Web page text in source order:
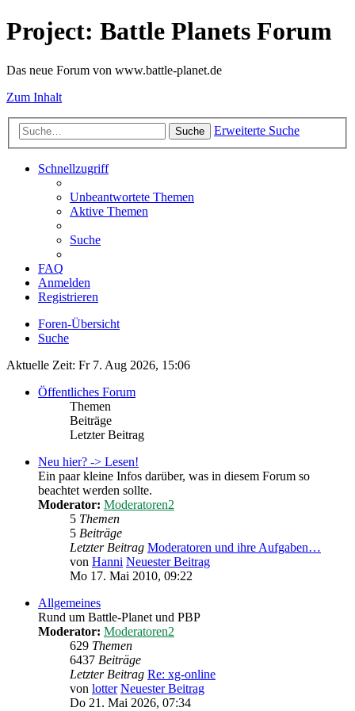
Project: Battle Planets Forum
Das neue Forum von www.battle-planet.de
Zum Inhalt
Suche Erweiterte Suche
Schnellzugriff
Unbeantwortete Themen
Aktive Themen
Suche
FAQ
Anmelden
Registrieren
Foren-Übersicht
Suche
Aktuelle Zeit: Fr 7. Aug 2026, 15:06
Öffentliches Forum
Themen
Beiträge
Letzter Beitrag
Neu hier? -> Lesen!
Ein paar kleine Infos darüber, was in diesem Forum so
beachtet werden sollte.
Moderator: Moderatoren2
5 Themen
5 Beiträge
Letzter Beitrag Moderatoren und ihre Aufgaben…
von Hanni Neuester Beitrag
Mo 17. Mai 2010, 09:22
Allgemeines
Rund um Battle-Planet und PBP
Moderator: Moderatoren2
629 Themen
6437 Beiträge
Letzter Beitrag Re: xg-online
von lotter Neuester Beitrag
Do 21. Mai 2026, 07:34